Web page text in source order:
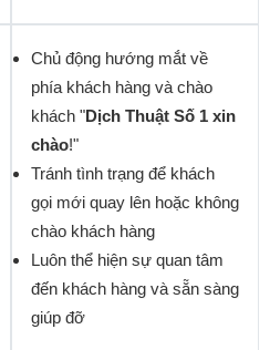
Chủ động hướng mắt về
phía khách hàng và chào
khách "Dịch Thuật Số 1 xin
chào!"
Tránh tình trạng để khách
gọi mới quay lên hoặc không
chào khách hàng
Luôn thể hiện sự quan tâm
đến khách hàng và sẵn sàng
giúp đỡ